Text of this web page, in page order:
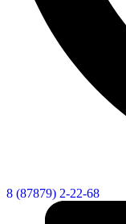
8 (87879) 2-22-68